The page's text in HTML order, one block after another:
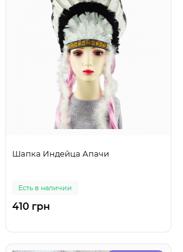
Шапка Индейца Апачи
Есть в наличии
410 грн